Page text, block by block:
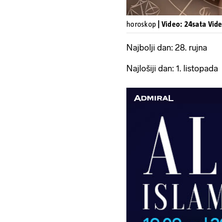
horoskop | Video: 24sata
Najbolji dan: 28. rujna
Najlošiji dan: 1. listopada